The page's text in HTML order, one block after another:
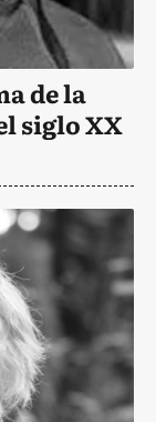
de la
siglo XX